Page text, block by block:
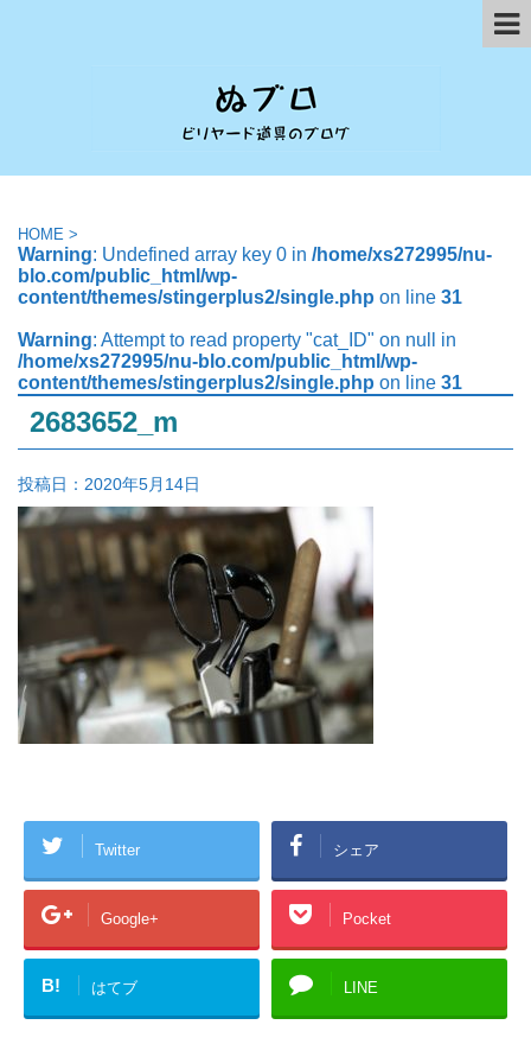
HOME >
Warning: Undefined array key 0 in /home/xs272995/nu-
blo.com/public_html/wp-
content/themes/stingerplus2/single.php on line 31
Warning: Attempt to read property "cat_ID" on null in
/home/xs272995/nu-blo.com/public_html/wp-
content/themes/stingerplus2/single.php on line 31
2683652_m
投稿日： 2020年5月14日
Twitter シェア
Google+ Pocket
B! はてブ LINE